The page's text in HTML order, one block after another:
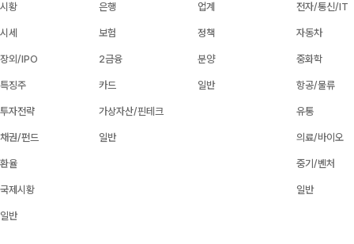
시황
시세
장외/IPO
특징주
투자전략
채권/펀드
환율
국제시황
일반
은행
보험
2금융
카드
가상자산/핀테크
일반
업계
정책
분양
일반
전자/통신/IT
자동차
중화학
항공/물류
유통
의료/바이오
중기/벤처
일반